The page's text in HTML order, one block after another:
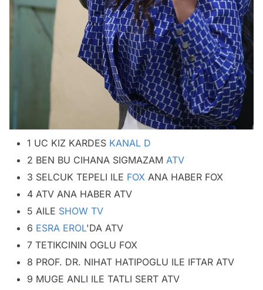
1 UC KIZ KARDES KANAL D
2 BEN BU CIHANA SIGMAZAM ATV
3 SELCUK TEPELI ILE FOX ANA HABER FOX
4 ATV ANA HABER ATV
5 AILE SHOW TV
6 ESRA EROL'DA ATV
7 TETIKCININ OGLU FOX
8 PROF. DR. NIHAT HATIPOGLU ILE IFTAR ATV
9 MUGE ANLI ILE TATLI SERT ATV